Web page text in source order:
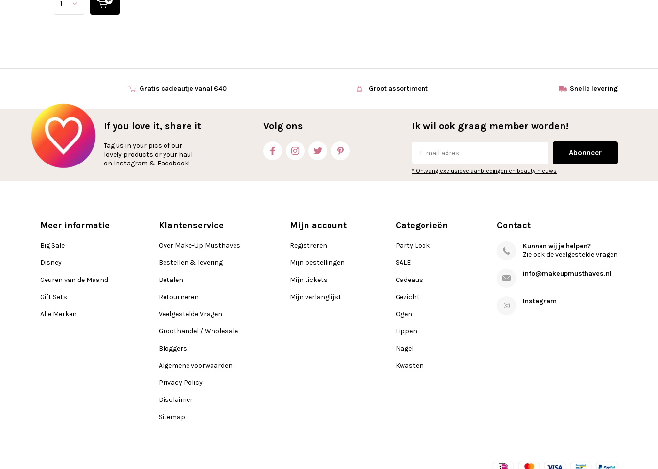
Gratis cadeautje vanaf €40 Groot assortiment Snelle levering
If you love it, share it
Tag us in your pics of our
lovely products or your haul
on Instagram & Facebook!
Volg ons Ik wil ook graag member worden!
Abonneer
* Ontvang exclusieve aanbiedingen en beauty nieuws
Meer informatie
Big Sale
Disney
Geuren van de Maand
Gift Sets
Alle Merken
Klantenservice
Over Make-Up Musthaves
Bestellen & levering
Betalen
Retourneren
Veelgestelde Vragen
Groothandel / Wholesale
Bloggers
Algemene voorwaarden
Privacy Policy
Disclaimer
Sitemap
Mijn account
Registreren
Mijn bestellingen
Mijn tickets
Mijn verlanglijst
Categorieën
Party Look
SALE
Cadeaus
Gezicht
Ogen
Lippen
Nagel
Kwasten
Contact
Kunnen wij je helpen?
Zie ook de veelgestelde vragen
info@makeupmusthaves.nl
Instagram